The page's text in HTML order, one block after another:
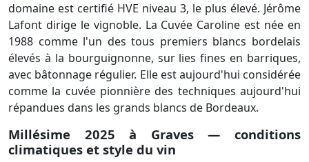
domaine est certifié HVE niveau 3, le plus élevé. Jérôme
Lafont dirige le vignoble. La Cuvée Caroline est née en
1988 comme l'un des tous premiers blancs bordelais
élevés à la bourguignonne, sur lies fines en barriques,
avec bâtonnage régulier. Elle est aujourd'hui considérée
comme la cuvée pionnière des techniques aujourd'hui
répandues dans les grands blancs de Bordeaux.
Millésime 2025 à Graves — conditions
climatiques et style du vin